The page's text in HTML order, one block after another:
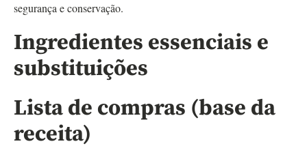
segurança e conservação.
Ingredientes essenciais e
substituições
Lista de compras (base da
receita)